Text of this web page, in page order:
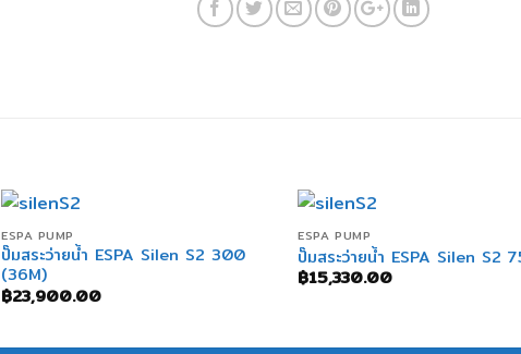
+
ESPA PUMP
ปั๊มสระว่ายน้ำ ESPA Silen S2 300
(36M)
฿23,900.00
+
ESPA PUMP
ปั๊มสระว่ายน้ำ ESPA Silen S2
฿15,330.00